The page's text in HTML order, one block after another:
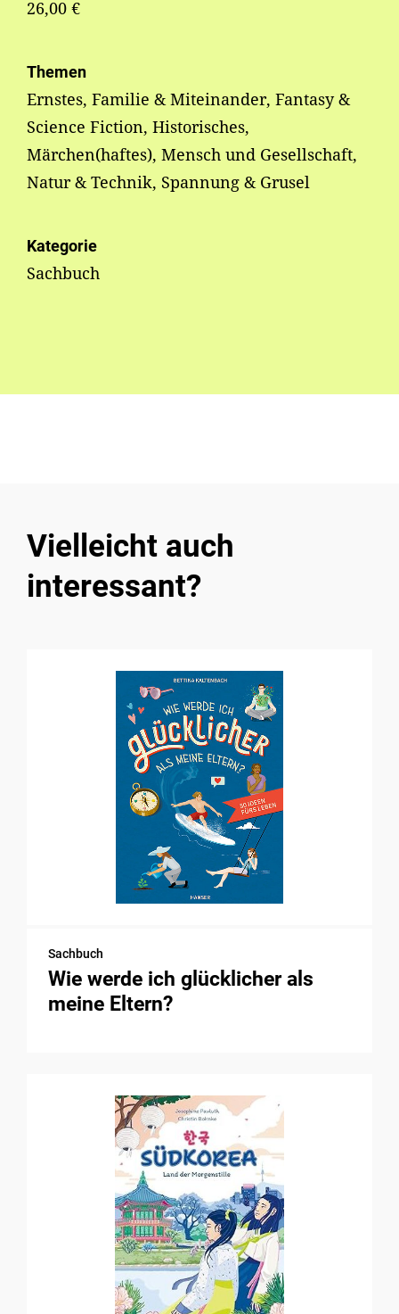
26,00 €
Themen
Ernstes, Familie & Miteinander, Fantasy &
Science Fiction, Historisches,
Märchen(haftes), Mensch und Gesellschaft,
Natur & Technik, Spannung & Grusel
Kategorie
Sachbuch
Vielleicht auch
interessant?
Sachbuch
Wie werde ich glücklicher als
meine Eltern?